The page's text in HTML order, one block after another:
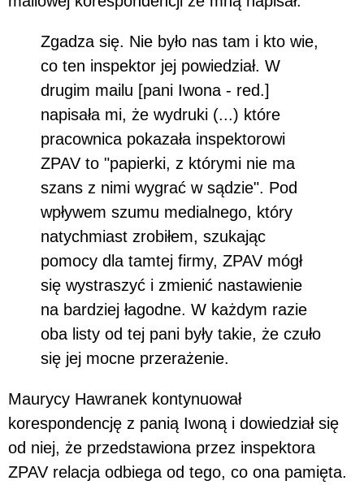
Zgadza się. Nie było nas tam i kto wie,
co ten inspektor jej powiedział. W
drugim mailu [pani Iwona - red.]
napisała mi, że wydruki (...) które
pracownica pokazała inspektorowi
ZPAV to "papierki, z którymi nie ma
szans z nimi wygrać w sądzie". Pod
wpływem szumu medialnego, który
natychmiast zrobiłem, szukając
pomocy dla tamtej firmy, ZPAV mógł
się wystraszyć i zmienić nastawienie
na bardziej łagodne. W każdym razie
oba listy od tej pani były takie, że czuło
się jej mocne przerażenie.
Maurycy Hawranek kontynuował
korespondencję z panią Iwoną i dowiedział się
od niej, że przedstawiona przez inspektora
ZPAV relacja odbiega od tego, co ona pamięta.